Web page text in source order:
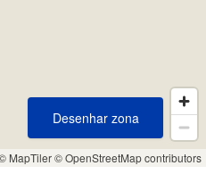
MapTiler© OpenStreetMap contributors
Desenhar zona
Desenhar zona